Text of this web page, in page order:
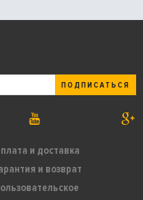
и доставка
и возврат
ПОДПИСАТЬСЯ